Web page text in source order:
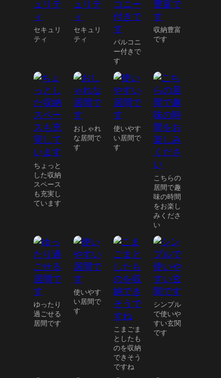
セキュリ
ティ
セキュリ
ティ
バルコニ
ー付きで
す
収納豊富
です
ちょっと
した収納
スペース
も充実し
ています
おしゃれ
な居間で
す
使いやす
い居間で
す
こちらの
居間で趣
味の時間
をお楽し
みくださ
い
ゆったり
過ごせる
居間です
使いやす
い居間で
す
こまごま
としたも
のを収納
できそう
ですね
シンプル
で使いや
すい玄関
です